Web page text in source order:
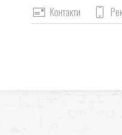
Контакти